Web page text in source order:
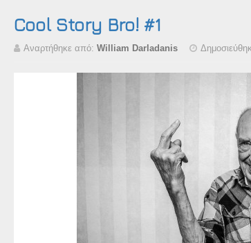
Cool Story Bro! #1
Αναρτήθηκε από: William Darladanis